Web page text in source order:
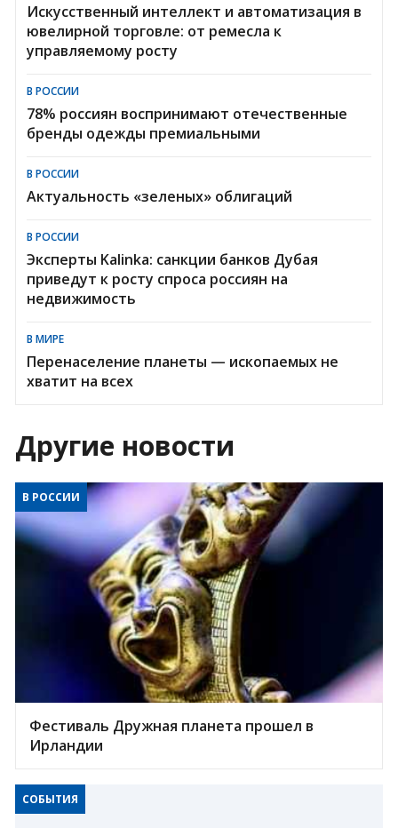
Искусственный интеллект и автоматизация в
ювелирной торговле: от ремесла к
управляемому росту
В РОССИИ
78% россиян воспринимают отечественные
бренды одежды премиальными
В РОССИИ
Актуальность «зеленых» облигаций
В РОССИИ
Эксперты Kalinka: санкции банков Дубая
приведут к росту спроса россиян на
недвижимость
В МИРЕ
Перенаселение планеты — ископаемых не
хватит на всех
Другие новости
В РОССИИ
Фестиваль Дружная планета прошел в
Ирландии
СОБЫТИЯ